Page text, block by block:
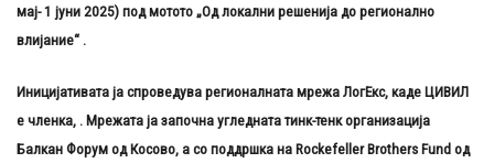
мај- 1 јуни 2025) под мотото „Од локални решенија до регионално
влијание“ .
Иницијативата ја спроведуварегионалната мрежа ЛогЕкс, каде ЦИВИЛ
е членка, . Мрежата ја започнаугледната тинк-тенк организација
Балкан Форум од Косово, а со поддршканаRockefeller Brothers Fund од